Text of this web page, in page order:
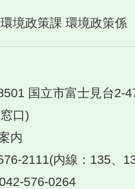
境政策課 環境政策係
国立市富士見台2-
口)
内
2111(内線：135、
576-0264